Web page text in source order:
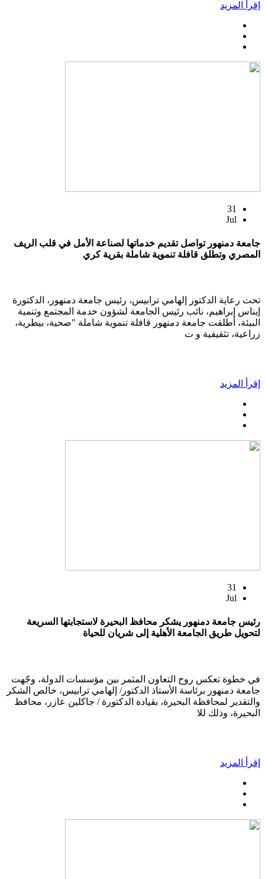
إقرأ المزيد
31
Jul
جامعة دمنهور تواصل تقديم خدماتها لصناعة الأمل في قلب الريف
المصري وتطلق قافلة تنموية شاملة بقرية كري
تحت رعاية الدكتور إلهامي ترابيس، رئيس جامعة دمنهور، الدكتورة
إيناس إبراهيم، نائب رئيس الجامعة لشؤون خدمة المجتمع وتنمية
البيئة، أطلقت جامعة دمنهور قافلة تنموية شاملة "صحية، بيطرية،
زراعية، تثقيفية و ت
إقرأ المزيد
31
Jul
رئيس جامعة دمنهور يشكر محافظ البحيرة لاستجابتها السريعة
لتحويل طريق الجامعة الأهلية إلى شريان للحياة
في خطوة تعكس روح التعاون المثمر بين مؤسسات الدولة، وجّهت
جامعة دمنهور برئاسة الأستاذ الدكتور/ إلهامي ترابيس، خالص الشكر
والتقدير لمحافظة البحيرة، بقيادة الدكتورة / جاكلين عازر، محافظ
البحيرة، وذلك للا
إقرأ المزيد